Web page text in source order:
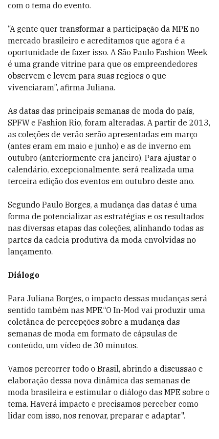
com o tema do evento.
“A gente quer transformar a participação da MPE no
mercado brasileiro e acreditamos que agora é a
oportunidade de fazer isso. A São Paulo Fashion Week
é uma grande vitrine para que os empreendedores
observem e levem para suas regiões o que
vivenciaram”, afirma Juliana.
As datas das principais semanas de moda do país,
SPFW e Fashion Rio, foram alteradas. A partir de 2013,
as coleções de verão serão apresentadas em março
(antes eram em maio e junho) e as de inverno em
outubro (anteriormente era janeiro). Para ajustar o
calendário, excepcionalmente, será realizada uma
terceira edição dos eventos em outubro deste ano.
Segundo Paulo Borges, a mudança das datas é uma
forma de potencializar as estratégias e os resultados
nas diversas etapas das coleções, alinhando todas as
partes da cadeia produtiva da moda envolvidas no
lançamento.
Diálogo
Para Juliana Borges, o impacto dessas mudanças será
sentido também nas MPE.“O In-Mod vai produzir uma
coletânea de percepções sobre a mudança das
semanas de moda em formato de cápsulas de
conteúdo, um vídeo de 30 minutos.
Vamos percorrer todo o Brasil, abrindo a discussão e
elaboração dessa nova dinâmica das semanas de
moda brasileira e estimular o diálogo das MPE sobre o
tema. Haverá impacto e precisamos perceber como
lidar com isso, nos renovar, preparar e adaptar".